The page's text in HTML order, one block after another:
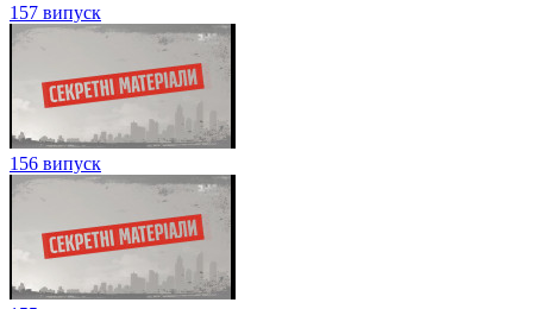
157 випуск
156 випуск